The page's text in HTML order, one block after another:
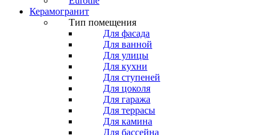
Керамогранит
Тип помещения
Для фасада
Для ванной
Для улицы
Для кухни
Для ступеней
Для цоколя
Для гаража
Для террасы
Для камина
Для бассейна